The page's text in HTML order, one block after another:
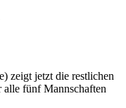
zeigt jetzt die restlichen
alle fünf Mannschaften